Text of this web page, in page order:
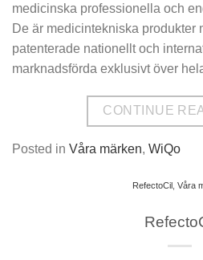
medicinska professionella och
De är medicintekniska produkter
patenterade nationellt och
marknadsförda exklusivt över
CONTINUE
Posted in Våra märken, WiQo
RefectoCil, Våra